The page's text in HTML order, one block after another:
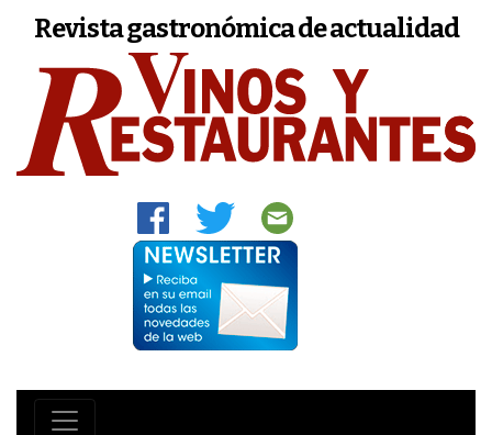
Revista gastronómica de actualidad